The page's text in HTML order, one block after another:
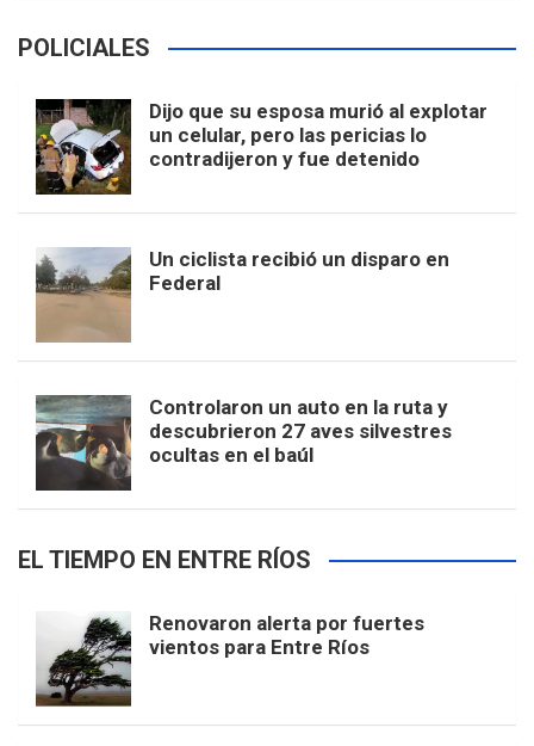
POLICIALES
Dijo que su esposa murió al explotar
un celular, pero las pericias lo
contradijeron y fue detenido
Un ciclista recibió un disparo en
Federal
Controlaron un auto en la ruta y
descubrieron 27 aves silvestres
ocultas en el baúl
EL TIEMPO EN ENTRE RÍOS
Renovaron alerta por fuertes
vientos para Entre Ríos